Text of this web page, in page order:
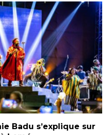
Badu s’explique sur